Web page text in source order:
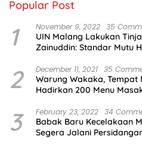
Popular Post
1 November 9, 2022 35
UIN Malang Lakukan
Zainuddin: Standar Mutu
2 December 11, 2021 35
Warung Wakaka, Tempat
Hadirkan 200 Menu
3 February 23, 2022 34
Babak Baru Kecelakaan
Segera Jalani